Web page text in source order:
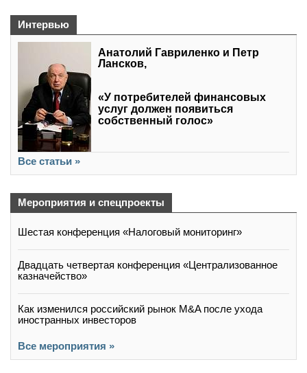
Интервью
Анатолий Гавриленко и Петр
Лансков,
«У потребителей финансовых
услуг должен появиться
собственный голос»
Все статьи »
Мероприятия и спецпроекты
Шестая конференция «Налоговый мониторинг»
Двадцать четвертая конференция «Централизованное
казначейство»
Как изменился российский рынок M&A после ухода
иностранных инвесторов
Все мероприятия »